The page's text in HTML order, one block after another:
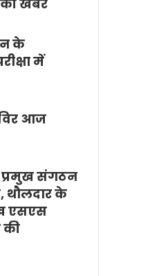
खबरें
के
में
आज
प्रमुख संगठन
थौलदार के
एसएस
की